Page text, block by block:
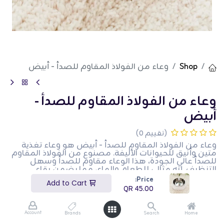
Price:
45.00
Home
Search
Brands
Account
Shop وعاء من الفولاذ المقاوم للصدأ - أبيض
وعاء من الفولاذ المقاوم للصدأ -
أبيض
(تقييم 0)
وعاء من الفولاذ المقاوم للصدأ - أبيض هو وعاء تغذية
متين وأنيق للحيوانات الأليفة. مصنوع من الفولاذ المقاوم
للصدأ عالي الجودة، هذا الوعاء مقاوم للصدأ وسهل
التنظيف. إنه مثالي للطعام والماء، مما يضمن بقاء
حيوانك الأليف مغذى ومرطبًا. هذا المنتج مثالي لأصحاب
الحيوانات الأليفة الذين يبحثون عن وعاء تغذية عملي
45.00
QR